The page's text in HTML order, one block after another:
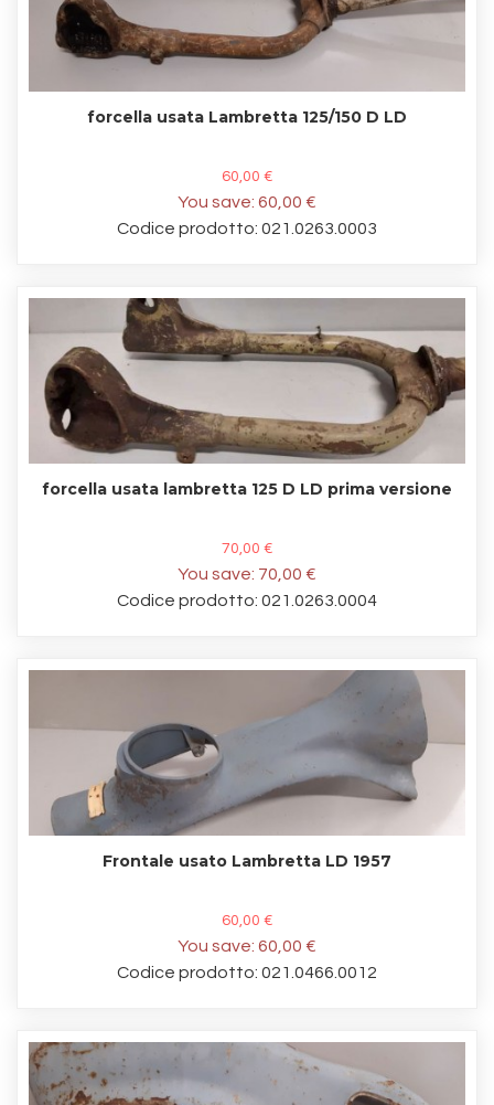
forcella usata Lambretta 125/150 D LD
60,00 €
You save: 60,00 €
Codice prodotto: 021.0263.0003
forcella usata lambretta 125 D LD prima versione
70,00 €
You save: 70,00 €
Codice prodotto: 021.0263.0004
Frontale usato Lambretta LD 1957
60,00 €
You save: 60,00 €
Codice prodotto: 021.0466.0012